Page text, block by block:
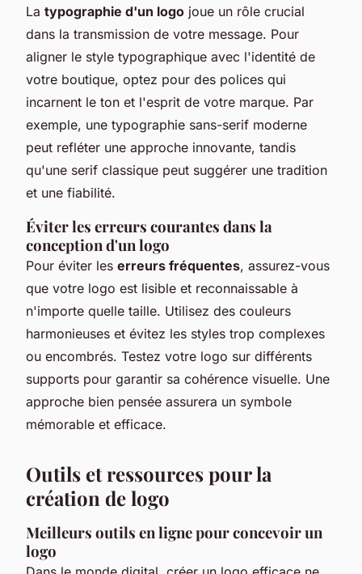
La typographie d'un logo joue un rôle crucial
dans la transmission de votre message. Pour
aligner le style typographique avec l'identité de
votre boutique, optez pour des polices qui
incarnent le ton et l'esprit de votre marque. Par
exemple, une typographie sans-serif moderne
peut refléter une approche innovante, tandis
qu'une serif classique peut suggérer une tradition
et une fiabilité.
Éviter les erreurs courantes dans la
conception d'un logo
Pour éviter les erreurs fréquentes, assurez-vous
que votre logo est lisible et reconnaissable à
n'importe quelle taille. Utilisez des couleurs
harmonieuses et évitez les styles trop complexes
ou encombrés. Testez votre logo sur différents
supports pour garantir sa cohérence visuelle. Une
approche bien pensée assurera un symbole
mémorable et efficace.
Outils et ressources pour la
création de logo
Meilleurs outils en ligne pour concevoir un
logo